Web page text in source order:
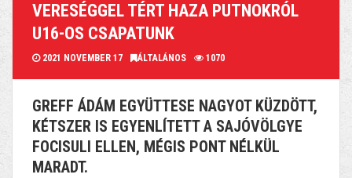
VERESÉGGEL TÉRT HAZA PUTNOKRÓL
U16-OS CSAPATUNK
2021 NOVEMBER 17 ÁLTALÁNOS 1070
GREFF ÁDÁM EGYÜTTESE NAGYOT KÜZDÖTT,
KÉTSZER IS EGYENLÍTETT A SAJÓVÖLGYE
FOCISULI ELLEN, MÉGIS PONT NÉLKÜL
MARADT.